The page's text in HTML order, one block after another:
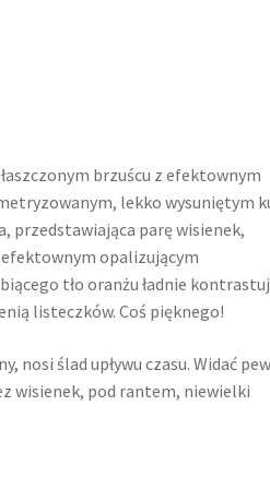
brzuścu z efektownym
lekko wysuniętym
przedstawiająca parę wisienek,
opalizującym
tło oranżu ładnie
listeczków. Coś pięknego!
nosi ślad upływu czasu. Widać
wisienek, pod rantem, niewielki